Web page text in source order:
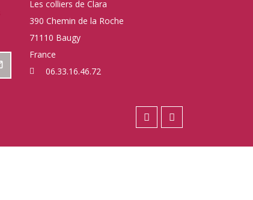
Les colliers de Clara
390 Chemin de la Roche
71110 Baugy
France
06.33.16.46.72